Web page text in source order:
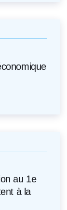
au 1e
à la